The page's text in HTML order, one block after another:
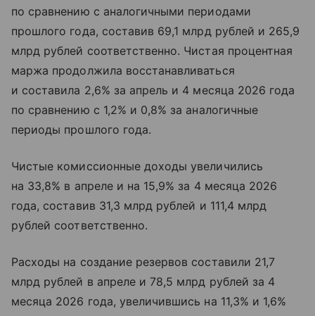
по сравнению с аналогичными периодами
прошлого года, составив 69,1 млрд рублей и 265,9
млрд рублей соответственно. Чистая процентная
маржа продолжила восстанавливаться
и составила 2,6% за апрель и 4 месяца 2026 года
по сравнению с 1,2% и 0,8% за аналогичные
периоды прошлого года.
Чистые комиссионные доходы увеличились
на 33,8% в апреле и на 15,9% за 4 месяца 2026
года, составив 31,3 млрд рублей и 111,4 млрд
рублей соответственно.
Расходы на создание резервов составили 21,7
млрд рублей в апреле и 78,5 млрд рублей за 4
месяца 2026 года, увеличившись на 11,3% и 1,6%